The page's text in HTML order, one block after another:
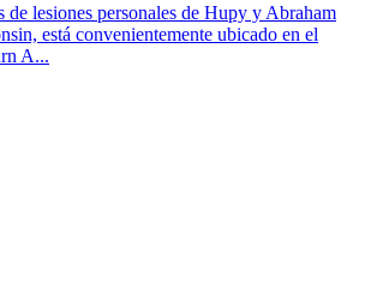
de lesiones personales de Hupy y Abraham
está convenientemente ubicado en el
A...